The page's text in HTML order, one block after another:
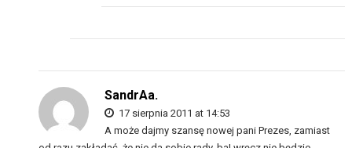
SandrAa.
17 sierpnia 2011 at 14:53
A może dajmy szansę nowej pani Prezes, zamiast